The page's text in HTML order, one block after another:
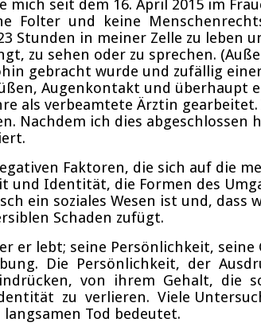
seit dem 16. April 2015 im
Folter und keine
in meiner Zelle zu leben
zu sehen oder zu sprechen.
gebracht wurde und zufällig
Augenkontakt und überhaupt
als verbeamtete Ärztin
Nachdem ich dies
Faktoren, die sich auf die
Identität, die Formen des
ein soziales Wesen ist und,
Schaden zufügt.
er lebt; seine Persönlichkeit,
Die Persönlichkeit, der
von ihrem Gehalt, die
zu verlieren. Viele
Tod bedeutet.